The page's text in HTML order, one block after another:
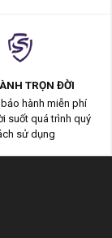
TRỌN ĐỜI
hành miễn phí
suốt quá trình quý
sử dụng